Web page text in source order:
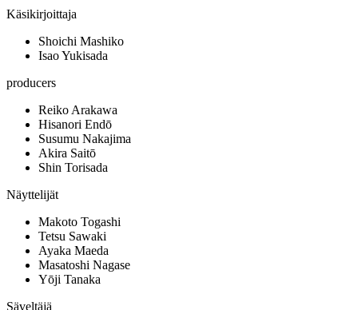
Käsikirjoittaja
Shoichi Mashiko
Isao Yukisada
producers
Reiko Arakawa
Hisanori Endō
Susumu Nakajima
Akira Saitō
Shin Torisada
Näyttelijät
Makoto Togashi
Tetsu Sawaki
Ayaka Maeda
Masatoshi Nagase
Yōji Tanaka
Säveltäjä